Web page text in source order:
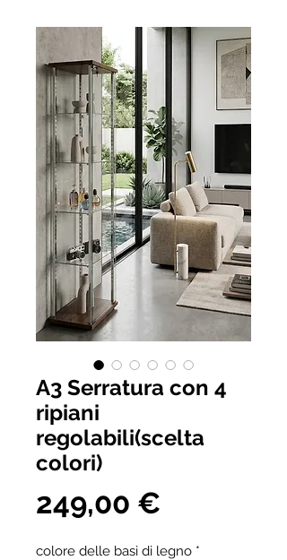
A3 Serratura con 4
ripiani
regolabili(scelta
colori)
249,00 €
colore delle basi di legno *